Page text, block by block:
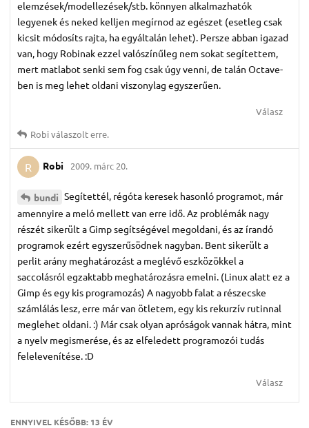
elemzések/modellezések/stb. könnyen alkalmazhatók
legyenek és neked kelljen megírnod az egészet (esetleg csak
kicsit módosíts rajta, ha egyáltalán lehet). Persze abban igazad
van, hogy Robinak ezzel valószínűleg nem sokat segítettem,
mert matlabot senki sem fog csak úgy venni, de talán Octave-
ben is meg lehet oldani viszonylag egyszerűen.
Válasz
Robiválaszolt erre.
R Robi 2009. márc 20.
bundi Segítettél, régóta keresek hasonló programot, már
amennyire a meló mellett van erre idő. Az problémák nagy
részét sikerült a Gimp segítségével megoldani, és az írandó
programok ezért egyszerűsödnek nagyban. Bent sikerült a
perlit arány meghatározást a meglévő eszközökkel a
saccolásról egzaktabb meghatározásra emelni. (Linux alatt ez a
Gimp és egy kis programozás) A nagyobb falat a részecske
számlálás lesz, erre már van ötletem, egy kis rekurzív rutinnal
meglehet oldani. :) Már csak olyan apróságok vannak hátra, mint
a nyelv megismerése, és az elfeledett programozói tudás
felelevenítése. :D
Válasz
ENNYIVEL KÉSŐBB: 13 ÉV